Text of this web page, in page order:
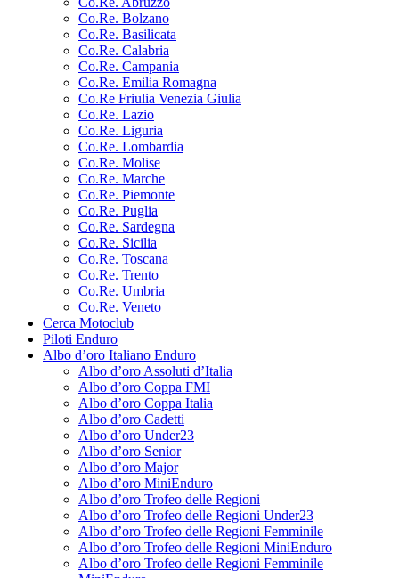
Co.Re. Bolzano
Co.Re. Basilicata
Co.Re. Calabria
Co.Re. Campania
Co.Re. Emilia Romagna
Co.Re Friulia Venezia Giulia
Co.Re. Lazio
Co.Re. Liguria
Co.Re. Lombardia
Co.Re. Molise
Co.Re. Marche
Co.Re. Piemonte
Co.Re. Puglia
Co.Re. Sardegna
Co.Re. Sicilia
Co.Re. Toscana
Co.Re. Trento
Co.Re. Umbria
Co.Re. Veneto
Cerca Motoclub
Piloti Enduro
Albo d’oro Italiano Enduro
Albo d’oro Assoluti d’Italia
Albo d’oro Coppa FMI
Albo d’oro Coppa Italia
Albo d’oro Cadetti
Albo d’oro Under23
Albo d’oro Senior
Albo d’oro Major
Albo d’oro MiniEnduro
Albo d’oro Trofeo delle Regioni
Albo d’oro Trofeo delle Regioni Under23
Albo d’oro Trofeo delle Regioni Femminile
Albo d’oro Trofeo delle Regioni MiniEnduro
Albo d’oro Trofeo delle Regioni Femminile